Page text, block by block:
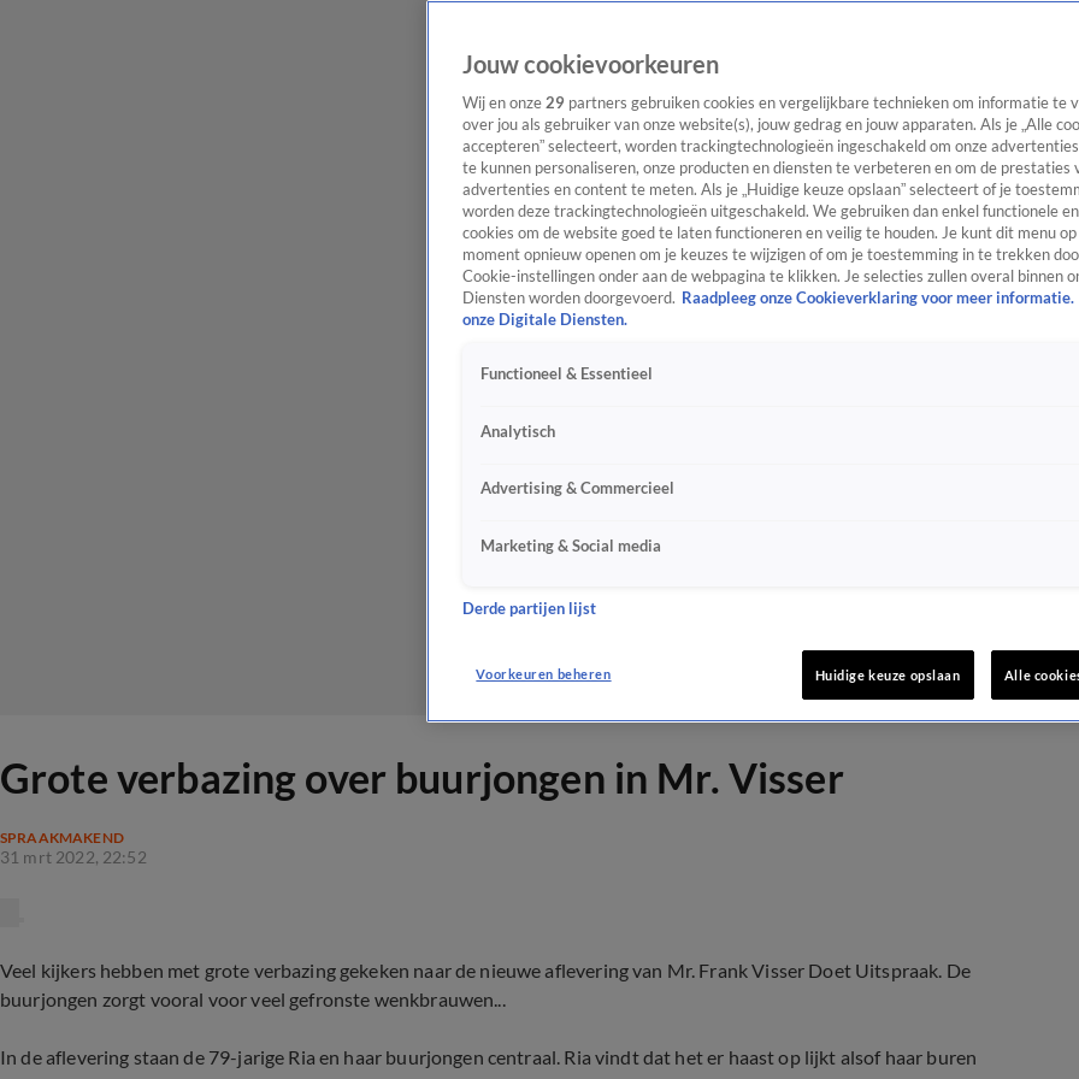
Grote verbazing over buurjongen in Mr. Visser
SPRAAKMAKEND
31 mrt 2022, 22:52
Veel kijkers hebben met grote verbazing gekeken naar de nieuwe aflevering van Mr. Frank Visser Doet Uitspraak. De
buurjongen zorgt vooral voor veel gefronste wenkbrauwen...
In de aflevering staan de 79-jarige Ria en haar buurjongen centraal. Ria vindt dat het er haast op lijkt alsof haar buren
Jouw cookievoorkeuren
Wij en onze 29 partners gebruiken cookies en vergelijkbare technieken om informatie te
over jou als gebruiker van onze website(s), jouw gedrag en jouw apparaten. Als je „Alle
accepteren” selecteert, worden trackingtechnologieën ingeschakeld om onze
te kunnen personaliseren, onze producten en diensten te verbeteren en om de prestaties
advertenties en content te meten. Als je „Huidige keuze opslaan” selecteert of je
worden deze trackingtechnologieën uitgeschakeld. We gebruiken dan enkel functionele
cookies om de website goed te laten functioneren en veilig te houden. Je kunt dit menu
moment opnieuw openen om je keuzes te wijzigen of om je toestemming in te trekken
Cookie-instellingen onder aan de webpagina te klikken. Je selecties zullen overal binnen
Diensten worden doorgevoerd. Raadpleeg onze Cookieverklaring voor meer informatie.
onze Digitale Diensten.
Functioneel & Essentieel
Analytisch
Advertising & Commercieel
Marketing & Social media
Derde partijen lijst
Voorkeuren beheren Huidige keuze opslaan Alle